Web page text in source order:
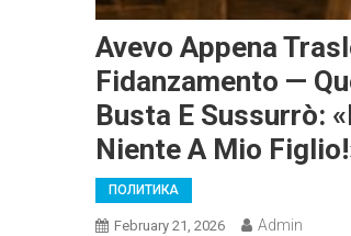
Avevo Appena
Fidanzamento —
Busta E Sussurrò:
Niente A Mio
ПОЛИТИКА
February 21, 2026 Admin